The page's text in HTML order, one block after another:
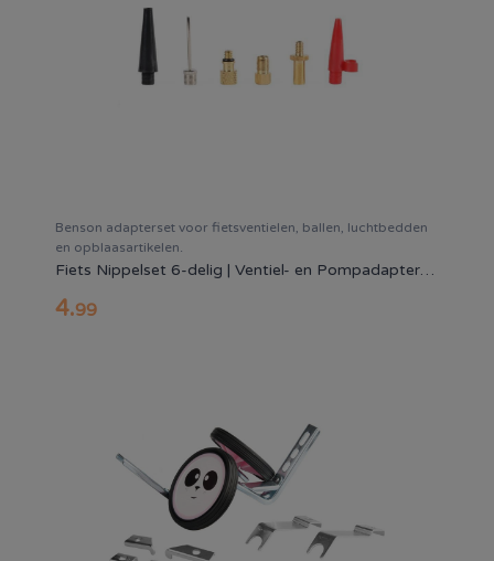
Benson adapterset voor fietsventielen, ballen, luchtbedden
en opblaasartikelen.
Fiets Nippelset 6-delig | Ventiel- en Pompadapters | Universeel
4.99